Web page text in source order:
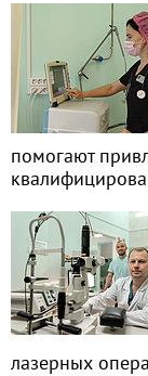
помогают
лазерных